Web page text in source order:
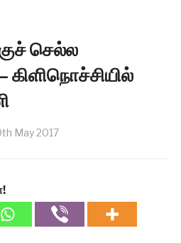
செல்ல
கிளிநொச்சியில்
May 2017